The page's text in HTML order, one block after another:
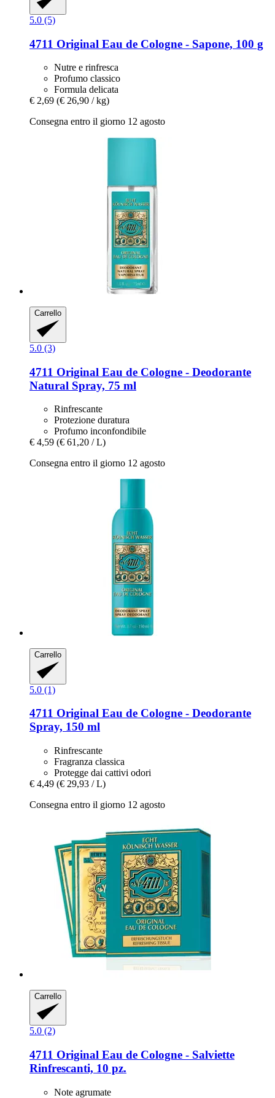
5.0 (5)
4711 Original Eau de Cologne -​ Sapone, 100 g
Nutre e rinfresca
Profumo classico
Formula delicata
€ 2,69 (€ 26,90 / kg)
Consegna entro il giorno 12 agosto
Carrello
5.0 (3)
4711 Original Eau de Cologne -​ Deodorante
Natural Spray, 75 ml
Rinfrescante
Protezione duratura
Profumo inconfondibile
€ 4,59 (€ 61,20 / L)
Consegna entro il giorno 12 agosto
Carrello
5.0 (1)
4711 Original Eau de Cologne -​ Deodorante
Spray, 150 ml
Rinfrescante
Fragranza classica
Protegge dai cattivi odori
€ 4,49 (€ 29,93 / L)
Consegna entro il giorno 12 agosto
Carrello
5.0 (2)
4711 Original Eau de Cologne -​ Salviette
Rinfrescanti, 10 pz.
Note agrumate